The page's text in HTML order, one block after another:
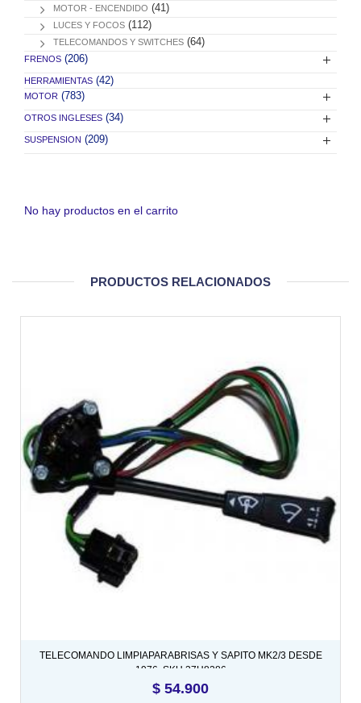
MOTOR - ENCENDIDO (41)
LUCES Y FOCOS (112)
TELECOMANDOS Y SWITCHES (64)
FRENOS (206)
HERRAMIENTAS (42)
MOTOR (783)
OTROS INGLESES (34)
SUSPENSION (209)
No hay productos en el carrito
PRODUCTOS RELACIONADOS
TELECOMANDO LIMPIAPARABRISAS Y SAPITO MK2/3 DESDE
1976. SKU 37H8286
$ 54.900